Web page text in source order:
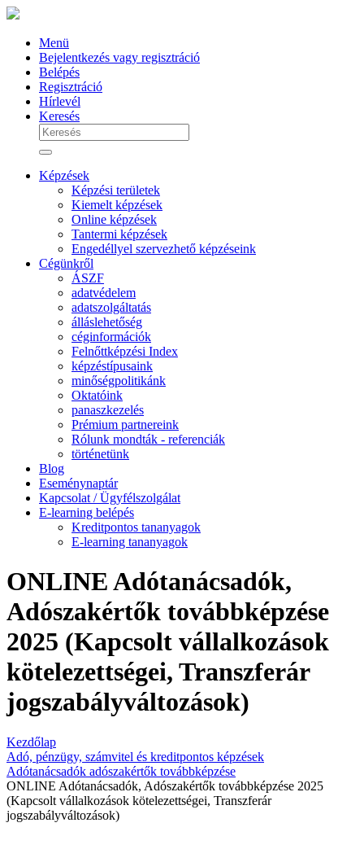
Menü
Bejelentkezés vagy regisztráció
Belépés
Regisztráció
Hírlevél
Keresés
Képzések
Képzési területek
Kiemelt képzések
Online képzések
Tantermi képzések
Engedéllyel szervezhető képzéseink
Cégünkről
ÁSZF
adatvédelem
adatszolgáltatás
álláslehetőség
céginformációk
Felnőttképzési Index
képzéstípusaink
minőségpolitikánk
Oktatóink
panaszkezelés
Prémium partnereink
Rólunk mondták - referenciák
történetünk
Blog
Eseménynaptár
Kapcsolat / Ügyfélszolgálat
E-learning belépés
Kreditpontos tananyagok
E-learning tananyagok
ONLINE Adótanácsadók,
Adószakértők továbbképzése
2025 (Kapcsolt vállalkozások
kötelezettségei, Transzferár
jogszabályváltozások)
Kezdőlap
Adó, pénzügy, számvitel és kreditpontos képzések
Adótanácsadók adószakértők továbbképzése
ONLINE Adótanácsadók, Adószakértők továbbképzése 2025
(Kapcsolt vállalkozások kötelezettségei, Transzferár
jogszabályváltozások)